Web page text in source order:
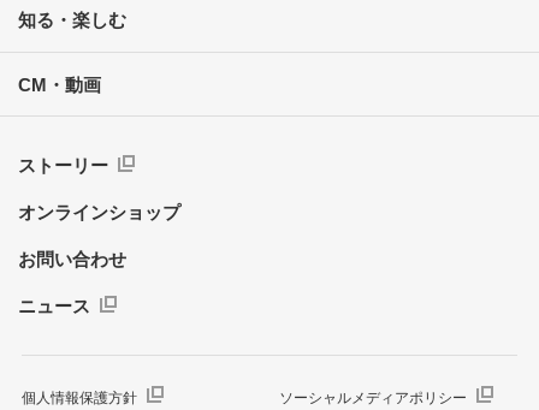
知る・楽しむ
CM・動画
ストーリー
オンラインショップ
お問い合わせ
ニュース
個人情報保護方針 ソーシャルメディアポリシー